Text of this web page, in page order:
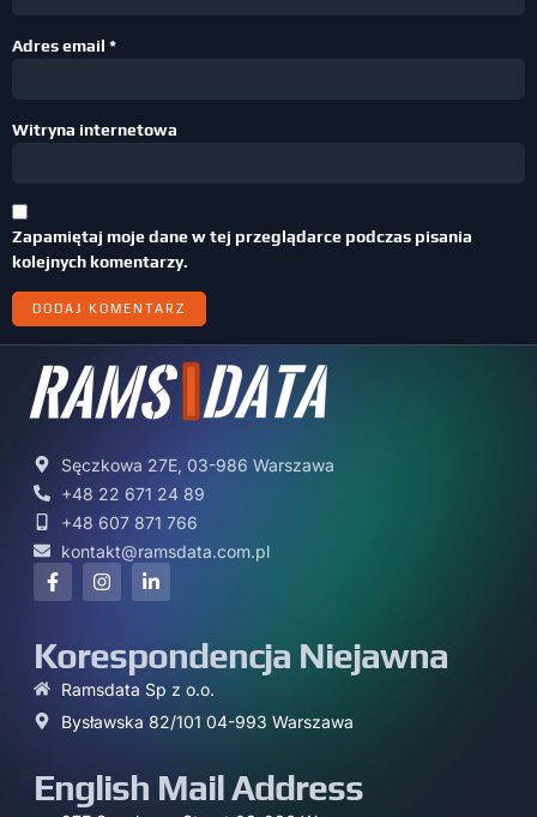
Adres email *
Witryna internetowa
Zapamiętaj moje dane w tej przeglądarce podczas pisania
kolejnych komentarzy.
Sęczkowa 27E, 03-986 Warszawa
+48 22 671 24 89
+48 607 871 766
kontakt@ramsdata.com.pl
Korespondencja Niejawna
Ramsdata Sp z o.o.
Bysławska 82/101 04-993 Warszawa
English Mail Address